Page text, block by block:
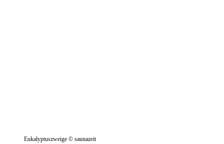
Eukalyptuszweige © saunazeit